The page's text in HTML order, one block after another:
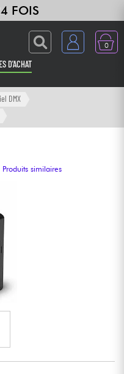
FOIS
0
D'ACHAT
DMX
Produits similaires